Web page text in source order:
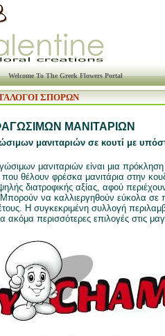
Welcome To The Greek Flowers Portal
ΣΠΟΡΩΝ
ΜΑΝΙΤΑΡΙΩΝ
μανιταριών σε κουτί με
μανιταριών είναι μια
που θέλουν φρέσκα μανιτάρια στην
διατροφικής αξίας, αφού
Μπορούν να καλλιεργηθούν εύκολα σε
Η συγκεκριμένη συλλογή
ακόμα περισσότερες επιλογές στις